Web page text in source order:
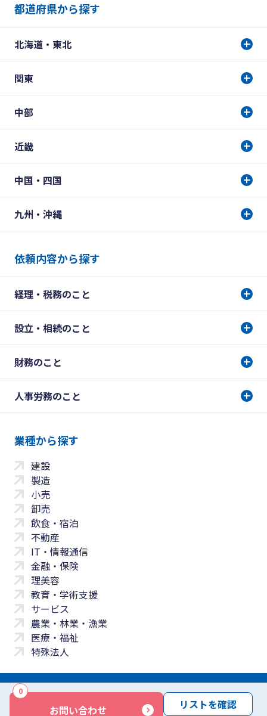
お問い合わせ
0
リストを確認
都道府県から探す
北海道・東北
関東
中部
近畿
中国・四国
九州・沖縄
依頼内容から探す
経理・税務のこと
設立・相続のこと
財務のこと
人事労務のこと
業種から探す
建設
製造
小売
卸売
飲食・宿泊
不動産
IT・情報通信
金融・保険
理美容
教育・学術支援
サービス
農業・林業・漁業
医療・福祉
特殊法人
サイトマップ 免責事項 サービス利用規約
商標について反社会勢力に対する基本方針 お問い合わせ